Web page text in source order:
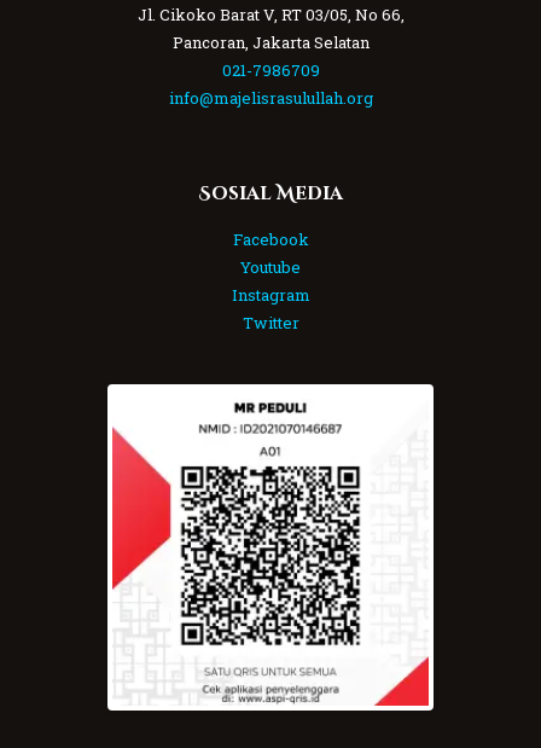
Jl. Cikoko Barat V, RT 03/05, No 66,
Pancoran, Jakarta Selatan
021-7986709
info@majelisrasulullah.org
Sosial Media
Facebook
Youtube
Instagram
Twitter